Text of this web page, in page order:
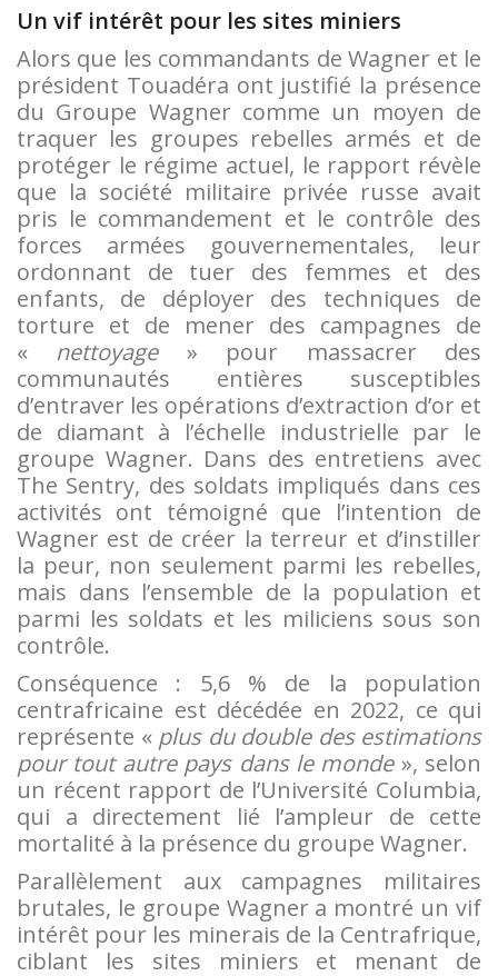
Un vif intérêt pour les sites miniers
Alors que les commandants de Wagner et le
président Touadéra ont justifié la présence
du Groupe Wagner comme un moyen de
traquer les groupes rebelles armés et de
protéger le régime actuel, le rapport révèle
que la société militaire privée russe avait
pris le commandement et le contrôle des
forces armées gouvernementales, leur
ordonnant de tuer des femmes et des
enfants, de déployer des techniques de
torture et de mener des campagnes de
« nettoyage » pour massacrer des
communautés entières susceptibles
d’entraver les opérations d’extraction d’or et
de diamant à l’échelle industrielle par le
groupe Wagner. Dans des entretiens avec
The Sentry, des soldats impliqués dans ces
activités ont témoigné que l’intention de
Wagner est de créer la terreur et d’instiller
la peur, non seulement parmi les rebelles,
mais dans l’ensemble de la population et
parmi les soldats et les miliciens sous son
contrôle.
Conséquence : 5,6 % de la population
centrafricaine est décédée en 2022, ce qui
représente « plus du double des estimations
pour tout autre pays dans le monde», selon
un récent rapport de l’Université Columbia,
qui a directement lié l’ampleur de cette
mortalité à la présence du groupe Wagner.
Parallèlement aux campagnes militaires
brutales, le groupe Wagner a montré un vif
intérêt pour les minerais de la Centrafrique,
ciblant les sites miniers et menant de